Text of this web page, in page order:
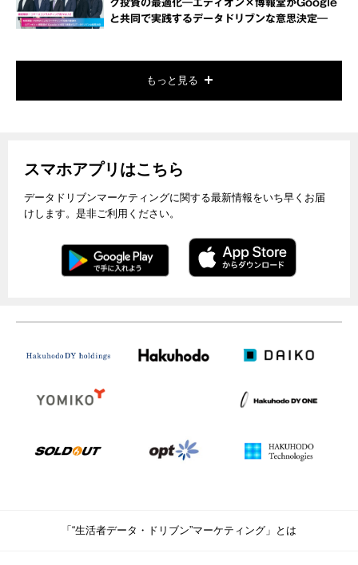
グ投資の最適化―エディオン×博報堂がGoogle
と共同で実践するデータドリブンな意思決定―
もっと見る
スマホアプリはこちら
データドリブンマーケティングに関する最新情報をいち早くお届
けします。是非ご利用ください。
「“生活者データ・ドリブン”マーケティング」とは